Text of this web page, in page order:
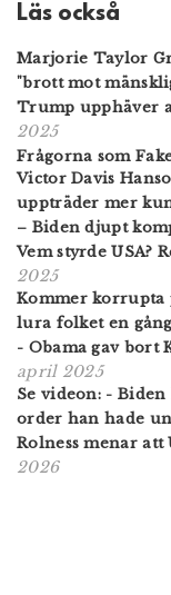
Läs också
Marjorie Taylor
"brott mot
Trump upphäver
2025
Frågorna som
Victor Davis
uppträder mer
– Biden djupt
Vem styrde USA?
2025
Kommer korrupta
lura folket en
- Obama gav bort
april 2025
Se videon: -
order han hade
Rolness menar att
2026